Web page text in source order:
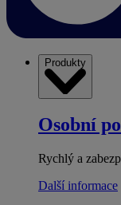
Produkty
Osobní
Rychlý a
Další informace